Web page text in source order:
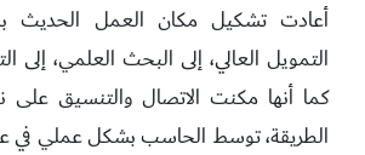
أعادت تشكيل مكان العمل الحديث
التمويل العالي، إلى البحث العلمي، إلى
كما أنها مكنت الاتصال والتنسيق على
الطريقة، توسط الحاسب بشكل عملي في